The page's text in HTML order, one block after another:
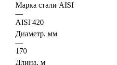
Марка стали AISI
—
AISI 420
Диаметр, мм
—
170
Длина, м